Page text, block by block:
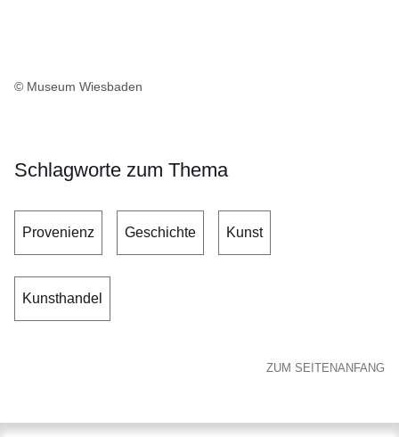
© Museum Wiesbaden
Schlagworte zum Thema
Provenienz Geschichte Kunst
Kunsthandel
ZUM SEITENANFANG